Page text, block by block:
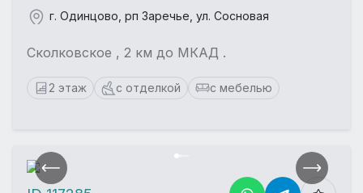
г. Одинцово, рп Заречье, ул. Сосновая
Сколковское , 2 км до МКАД .
2 этаж с отделкой с мебелью